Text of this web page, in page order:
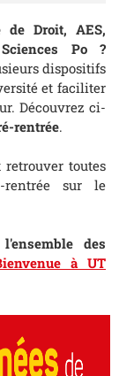
de Droit, AES,
Po ?
dispositifs
et faciliter
Découvrez ci-
rentrée.
retrouver toutes
rentrée sur le
des
à UT